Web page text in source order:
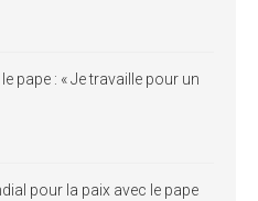
pape : « Je travaille pour un
pour la paix avec le pape